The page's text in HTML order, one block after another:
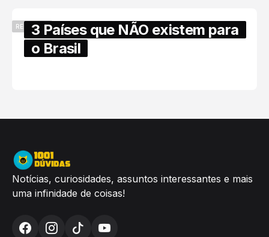
RECENTES3 Países que NÃO existem para
o Brasil
Notícias, curiosidades, assuntos interessantes e mais
uma infinidade de coisas!